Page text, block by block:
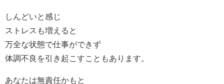
しんどいと感じ
ストレスも増えると
万全な状態で仕事ができず
体調不良を引き起こすこともあります。
あなたは無責任かもと